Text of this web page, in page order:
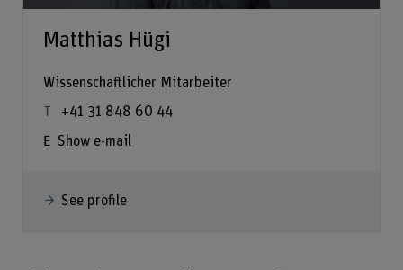
Matthias Hügi
Wissenschaftlicher Mitarbeiter
+41 31 848 60 44
Show e-mail
See profile